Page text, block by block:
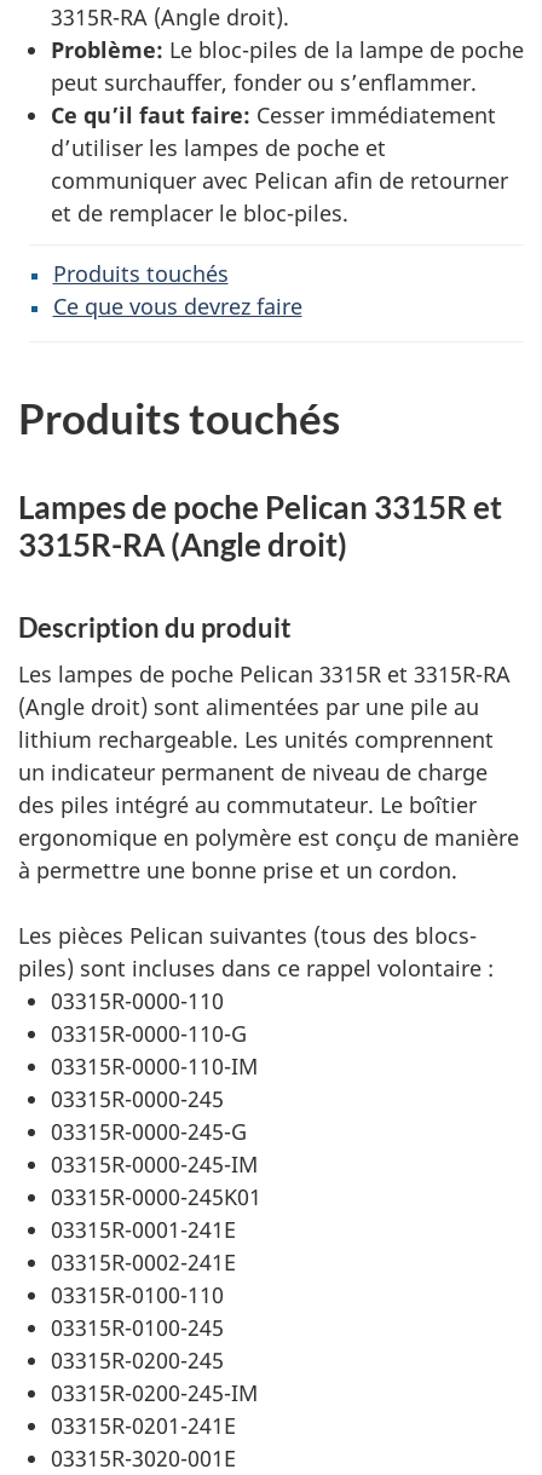
3315R-RA (Angle droit).
Problème: Le bloc-piles de la lampe de poche
peut surchauffer, fonder ou s’enflammer.
Ce qu’il faut faire: Cesser immédiatement
d’utiliser les lampes de poche et
communiquer avec Pelican afin de retourner
et de remplacer le bloc-piles.
Produits touchés
Ce que vous devrez faire
Produits touchés
Lampes de poche Pelican 3315R et
3315R-RA (Angle droit)
Description du produit
Les lampes de poche Pelican 3315R et 3315R-RA
(Angle droit) sont alimentées par une pile au
lithium rechargeable. Les unités comprennent
un indicateur permanent de niveau de charge
des piles intégré au commutateur. Le boîtier
ergonomique en polymère est conçu de manière
à permettre une bonne prise et un cordon.
Les pièces Pelican suivantes (tous des blocs-
piles) sont incluses dans ce rappel volontaire :
03315R-0000-110
03315R-0000-110-G
03315R-0000-110-IM
03315R-0000-245
03315R-0000-245-G
03315R-0000-245-IM
03315R-0000-245K01
03315R-0001-241E
03315R-0002-241E
03315R-0100-110
03315R-0100-245
03315R-0200-245
03315R-0200-245-IM
03315R-0201-241E
03315R-3020-001E